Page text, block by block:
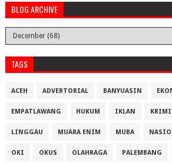
BLOG ARCHIVE
TAGS
ACEH ADVERTORIAL BANYUASIN
EMPATLAWANG HUKUM IKLAN
LINGGAU MUARA ENIM MUBA
OKI OKUS OLAHRAGA PALEMBANG